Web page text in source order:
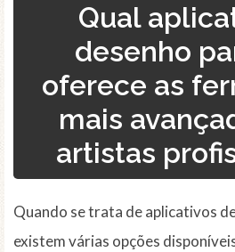
Qual
desenho
oferece as
mais
artistas
Quando se trata de aplicativos
existem várias opções